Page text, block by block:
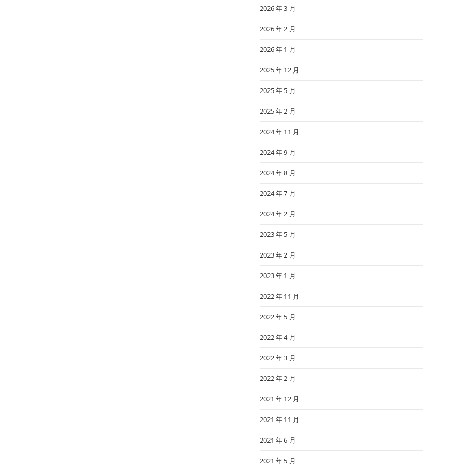
2026 年 3 月
2026 年 2 月
2026 年 1 月
2025 年 12 月
2025 年 5 月
2025 年 2 月
2024 年 11 月
2024 年 9 月
2024 年 8 月
2024 年 7 月
2024 年 2 月
2023 年 5 月
2023 年 2 月
2023 年 1 月
2022 年 11 月
2022 年 5 月
2022 年 4 月
2022 年 3 月
2022 年 2 月
2021 年 12 月
2021 年 11 月
2021 年 6 月
2021 年 5 月